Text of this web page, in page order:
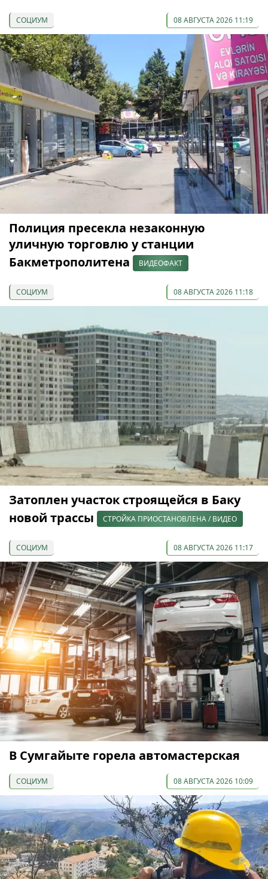
СОЦИУМ 08 АВГУСТА 2026 11:19
Полиция пресекла незаконную
уличную торговлю у станции
Бакметрополитена
ВИДЕОФАКТ
СОЦИУМ 08 АВГУСТА 2026 11:18
Затоплен участок строящейся в Баку
новой трассы
СТРОЙКА ПРИОСТАНОВЛЕНА / ВИДЕО
СОЦИУМ 08 АВГУСТА 2026 11:17
В Сумгайыте горела автомастерская
СОЦИУМ 08 АВГУСТА 2026 10:09